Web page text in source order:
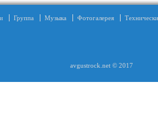
Группа Музыка Фотогалерея
avgustrock.net © 2017